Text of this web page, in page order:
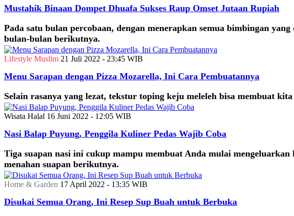
Mustahik Binaan Dompet Dhuafa Sukses Raup Omset Jutaan Rupiah
Pada satu bulan percobaan, dengan menerapkan semua bimbingan
bulan-bulan berikutnya.
Lifestyle Muslim 21 Juli 2022 - 23:45 WIB
Menu Sarapan dengan Pizza Mozarella, Ini Cara Pembuatannya
Selain rasanya yang lezat, tekstur toping keju meleleh bisa membuat
Wisata Halal 16 Juni 2022 - 12:05 WIB
Nasi Balap Puyung, Penggila Kuliner Pedas Wajib Coba
Tiga suapan nasi ini cukup mampu membuat Anda mulai
menahan suapan berikutnya.
Home & Garden 17 April 2022 - 13:35 WIB
Disukai Semua Orang, Ini Resep Sup Buah untuk Berbuka